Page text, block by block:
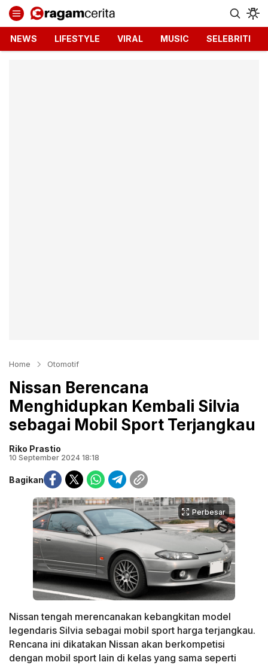
Ragamcerita.com
Informasi Terbaru dan Terkini
NEWS LIFESTYLE VIRAL MUSIC SELEBRITI
Home Otomotif
Nissan Berencana
Menghidupkan Kembali Silvia
sebagai Mobil Sport Terjangkau
Riko Prastio
10 September 2024 18:18
Bagikan
Perbesar
Nissan tengah merencanakan kebangkitan model
legendaris Silvia sebagai mobil sport harga terjangkau.
Rencana ini dikatakan Nissan akan berkompetisi
dengan mobil sport lain di kelas yang sama seperti